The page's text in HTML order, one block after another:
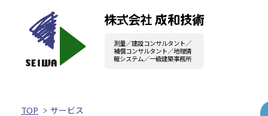
測量／建設コンサルタント／
補償コンサルタント／地理情
報システム／一級建築事務所
TOP サービス